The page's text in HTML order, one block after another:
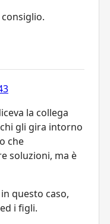
la collega
gli gira intorno
che
soluzioni, ma è
questo caso,
i figli.